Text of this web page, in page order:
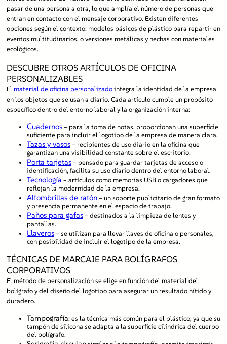
pasar de una persona a otra, lo que amplía el número de personas que
entran en contacto con el mensaje corporativo. Existen diferentes
opciones según el contexto: modelos básicos de plástico para repartir en
eventos multitudinarios, o versiones metálicas y hechas con materiales
ecológicos.
DESCUBRE OTROS ARTÍCULOS DE OFICINA
PERSONALIZABLES
El material de oficina personalizadointegra la identidad de la empresa
en los objetos que se usan a diario. Cada artículo cumple un propósito
específico dentro del entorno laboral y la organización interna:
Cuadernos– para la toma de notas, proporcionan una superficie
suficiente para incluir el logotipo de la empresa de manera clara.
Tazas y vasos– recipientes de uso diario en la oficina que
garantizan una visibilidad constante sobre el escritorio.
Porta tarjetas– pensado para guardar tarjetas de acceso o
identificación, facilita su uso diario dentro del entorno laboral.
Tecnología – artículos como memorias USB o cargadores que
reflejan la modernidad de la empresa.
Alfombrillas de ratón– un soporte publicitario de gran formato
y presencia permanente en el espacio de trabajo.
Paños para gafas– destinados a la limpieza de lentes y
pantallas.
Llaveros– se utilizan para llevar llaves de oficina o personales,
con posibilidad de incluir el logotipo de la empresa.
TÉCNICAS DE MARCAJE PARA BOLÍGRAFOS
CORPORATIVOS
El método de personalización se elige en función del material del
bolígrafo y del diseño del logotipo para asegurar un resultado nítido y
duradero.
Tampografía: es la técnica más común para el plástico, ya que su
tampón de silicona se adapta a la superficie cilíndrica del cuerpo
del bolígrafo.